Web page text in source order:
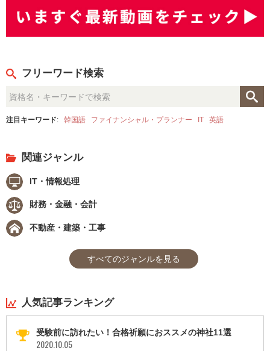
フリーワード検索
注目キーワード: 韓国語 ファイナンシャル・プランナー IT 英語
関連ジャンル
IT・情報処理
財務・金融・会計
不動産・建築・工事
すべてのジャンルを見る
人気記事ランキング
受験前に訪れたい！合格祈願におススメの神社11選
2020.10.05